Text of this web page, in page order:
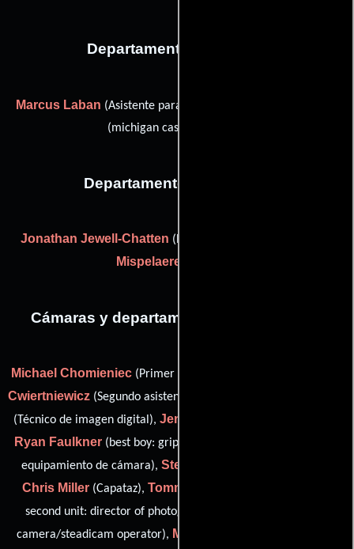
Departamento de reparto
Marcus Laban (Asistente para casting) y
(michigan casting director)
Departamento de editorial
Jonathan Jewell-Chatten (Editor adicional) y
Mispelaere
Cámaras y departamento de electricidad
Michael Chomieniec(Primer asistente de cámara),
Cwiertniewicz (Segundo asistente de cámara),
(Técnico de imagen digital), Jen Drewyore-Beck
Ryan Faulkner (best boy: grip),
equipamiento de cámara), Steven Hauptman
Chris Miller(Capataz), Tommy Oliver
second unit: director of photography),
camera/steadicam operator), Matthew Tuppen